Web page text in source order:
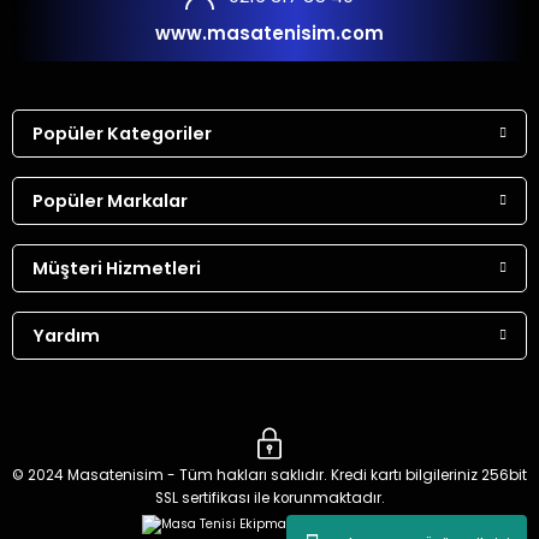
www.masatenisim.com
Popüler Kategoriler
Popüler Markalar
Müşteri Hizmetleri
Yardım
© 2024 Masatenisim - Tüm hakları saklıdır. Kredi kartı bilgileriniz 256bit
SSL sertifikası ile korunmaktadır.